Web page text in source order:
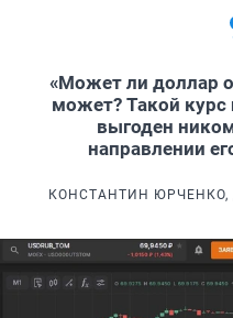
«Может ли доллар
может? Такой
выгоден
направлении
КОНСТАНТИН ЮРЧЕНКО,